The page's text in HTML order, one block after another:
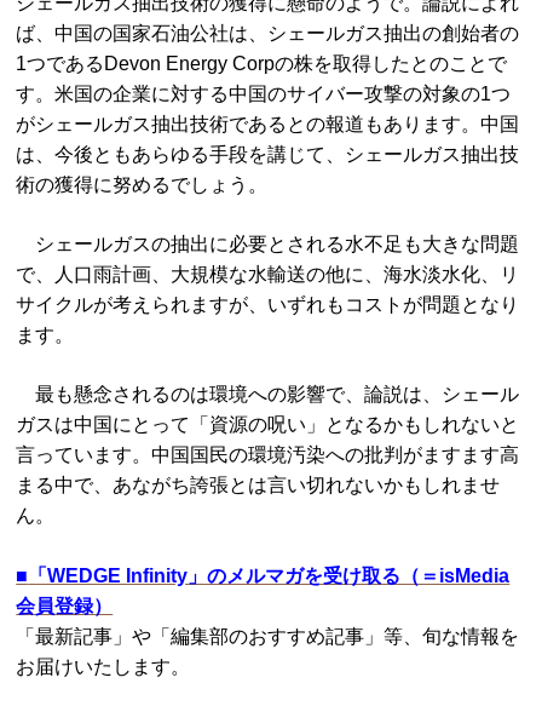
ば、中国の国家石油公社は、シェールガス抽出の創始者の
1つであるDevon Energy Corpの株を取得したとのことで
す。米国の企業に対する中国のサイバー攻撃の対象の1つ
がシェールガス抽出技術であるとの報道もあります。中国
は、今後ともあらゆる手段を講じて、シェールガス抽出技
術の獲得に努めるでしょう。
シェールガスの抽出に必要とされる水不足も大きな問題
で、人口雨計画、大規模な水輸送の他に、海水淡水化、リ
サイクルが考えられますが、いずれもコストが問題となり
ます。
最も懸念されるのは環境への影響で、論説は、シェール
ガスは中国にとって「資源の呪い」となるかもしれないと
言っています。中国国民の環境汚染への批判がますます高
まる中で、あながち誇張とは言い切れないかもしれませ
ん。
■ 「WEDGE Infinity」のメルマガを受け取る（＝isMedia
会員登録）
「最新記事」や「編集部のおすすめ記事」等、旬な情報を
お届けいたします。